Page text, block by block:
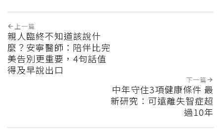
上一篇
親人臨終不知道該說什
麼？安寧醫師：陪伴比完
美告別更重要，4句話值
得及早說出口
下一篇
中年守住3項健康條件 最
新研究：可遠離失智症超
過10年